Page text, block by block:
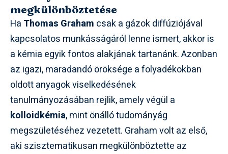
megkülönböztetése
Ha Thomas Graham csak a gázok diffúziójával
kapcsolatos munkásságáról lenne ismert, akkor is
a kémia egyik fontos alakjának tartanánk. Azonban
az igazi, maradandó öröksége a folyadékokban
oldott anyagok viselkedésének
tanulmányozásában rejlik, amely végül a
kolloidkémia, mint önálló tudományág
megszületéséhez vezetett. Graham volt az első,
aki szisztematikusan megkülönböztette az